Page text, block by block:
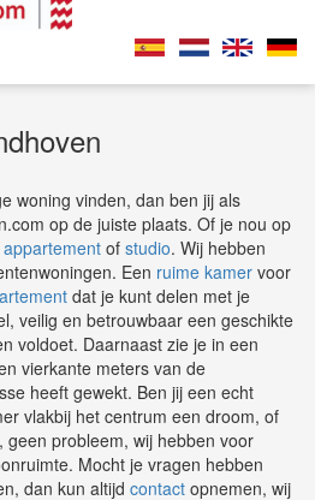
woning vinden, dan ben jij als
op de juiste plaats. Of je nou op
appartement of studio. Wij hebben
Een ruime kamer voor
dat je kunt delen met je
veilig en betrouwbaar een geschikte
voldoet. Daarnaast zie je in een
vierkante meters van de
heeft gewekt. Ben jij een echt
vlakbij het centrum een droom, of
geen probleem, wij hebben voor
Mocht je vragen hebben
dan kun altijd contact opnemen, wij